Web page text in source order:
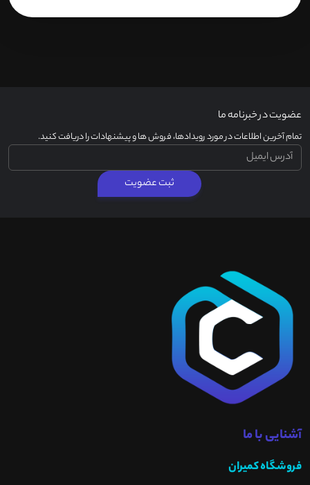
عضویت در خبرنامه ما
تمام آخرین اطلاعات در مورد رویدادها، فروش ها و پیشنهادات را دریافت کنید.
ثبت عضویت
آشنایی با ما
فروشگاه کمیران